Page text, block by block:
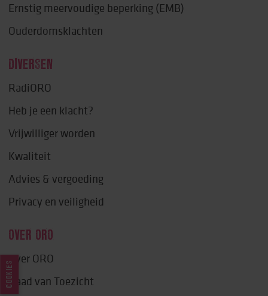
Ernstig meervoudige beperking (EMB)
Ouderdomsklachten
DIVERSEN
RadiORO
Heb je een klacht?
Vrijwilliger worden
Kwaliteit
Advies & vergoeding
Privacy en veiligheid
OVER ORO
Over ORO
Raad van Toezicht
COOKIES